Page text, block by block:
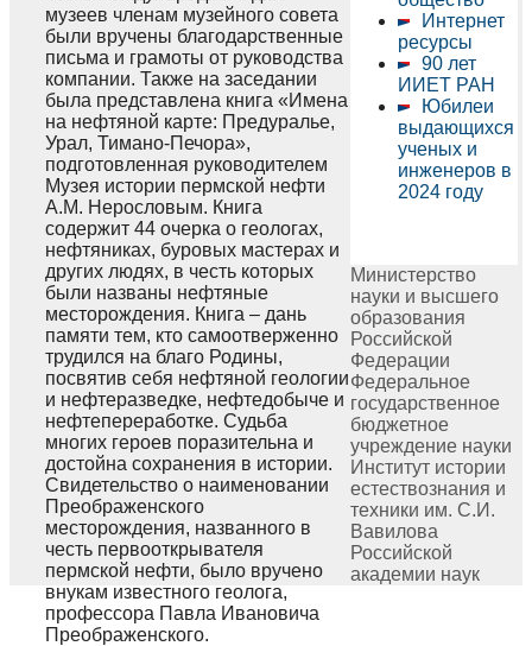
Интернет
ресурсы
90 лет
ИИЕТ РАН
Юбилеи
выдающихся
ученых и
инженеров в
2024 году
музеев членам музейного совета
были вручены благодарственные
письма и грамоты от руководства
компании. Также на заседании
была представлена книга «Имена
на нефтяной карте: Предуралье,
Урал, Тимано-Печора»,
подготовленная руководителем
Музея истории пермской нефти
А.М. Нерословым. Книга
содержит 44 очерка о геологах,
нефтяниках, буровых мастерах и
других людях, в честь которых
были названы нефтяные
месторождения. Книга – дань
памяти тем, кто самоотверженно
трудился на благо Родины,
посвятив себя нефтяной геологии
и нефтеразведке, нефтедобыче и
нефтепереработке. Судьба
многих героев поразительна и
достойна сохранения в истории.
Свидетельство о наименовании
Преображенского
месторождения, названного в
честь первооткрывателя
пермской нефти, было вручено
внукам известного геолога,
профессора Павла Ивановича
Преображенского.
Министерство
науки и высшего
образования
Российской
Федерации
Федеральное
государственное
бюджетное
учреждение науки
Институт истории
естествознания и
техники им. С.И.
Вавилова
Российской
академии наук